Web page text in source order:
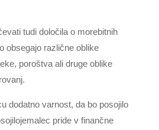
tudi določila o morebitnih
obsegajo različne oblike
poroštva ali druge oblike
dodatno varnost, da bo posojilo
pride v finančne